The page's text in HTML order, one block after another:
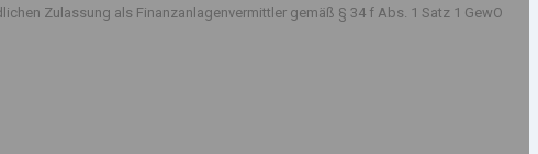
Zulassung als Finanzanlagenvermittler gemäß § 34 f Abs. 1 Satz 1 GewO